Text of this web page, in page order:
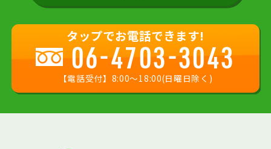
タップでお電話できます!
06-4703-3043
【電話受付】8:00〜18:00(日曜日除く)